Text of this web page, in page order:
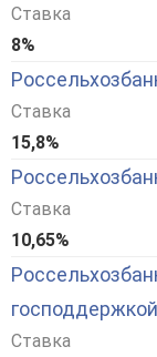
Ставка
8%
Ставка
15,8%
Ставка
10,65%
господдержкой
Ставка